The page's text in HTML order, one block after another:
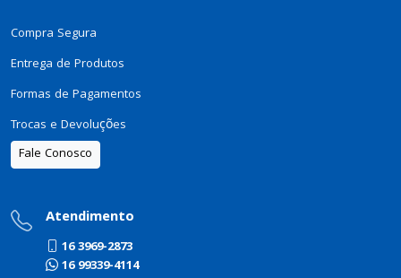
Compra Segura
Entrega de Produtos
Formas de Pagamentos
Trocas e Devoluções
Fale Conosco
Atendimento
16 3969-2873
16 99339-4114